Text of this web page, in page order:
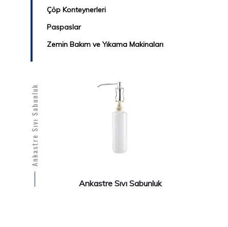
Çöp Konteynerleri
Paspaslar
Zemin Bakım ve Yıkama Makinaları
Ankastre Sıvı Sabunluk
Ankastre Sıvı Sabunluk